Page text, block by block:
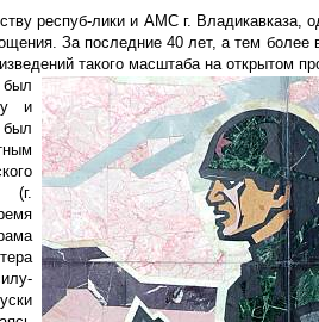
респуб-лики и АМС г. Владикавказа,
За последние 40 лет, а тем более
такого масштаба на открытом
и
был
(г.